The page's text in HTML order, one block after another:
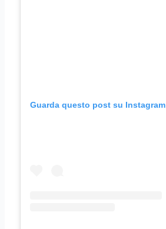
Guarda questo post su Instagram